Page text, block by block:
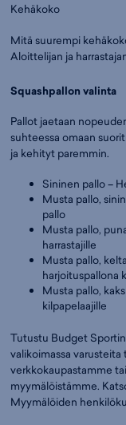
Kehäkoko
Mitä suurempi
Aloittelijan ja
Squashpallon valinta
Pallot jaetaan
suhteessa omaan
ja kehityt paremmin.
Sininen pallo –
Musta pallo,
pallo
Musta pallo,
harrastajille
Musta pallo,
harjoituspallona
Musta pallo,
kilpapelaajille
Tutustu Budget
valikoimassa
verkkokaupastamme
myymälöistämme.
Myymälöiden